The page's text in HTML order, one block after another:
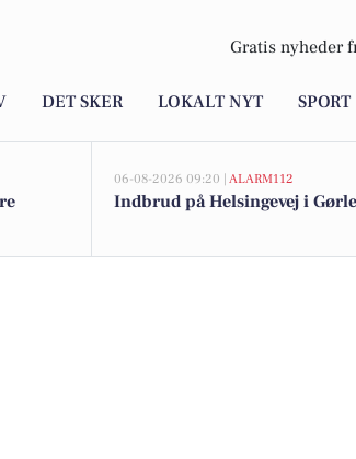
Gratis nyheder
DET SKER LOKALT NYT SPORT
06-08-2026 09:20 | ALARM112
Indbrud på Helsingevej i